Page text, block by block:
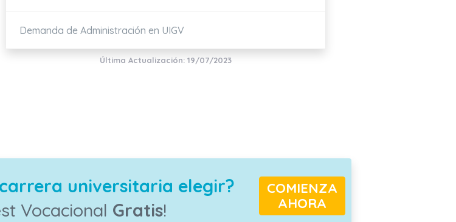
Demanda de Administración en UIGV
Última Actualización: 19/07/2023
universitaria elegir?
Vocacional Gratis!
COMIENZA
AHORA